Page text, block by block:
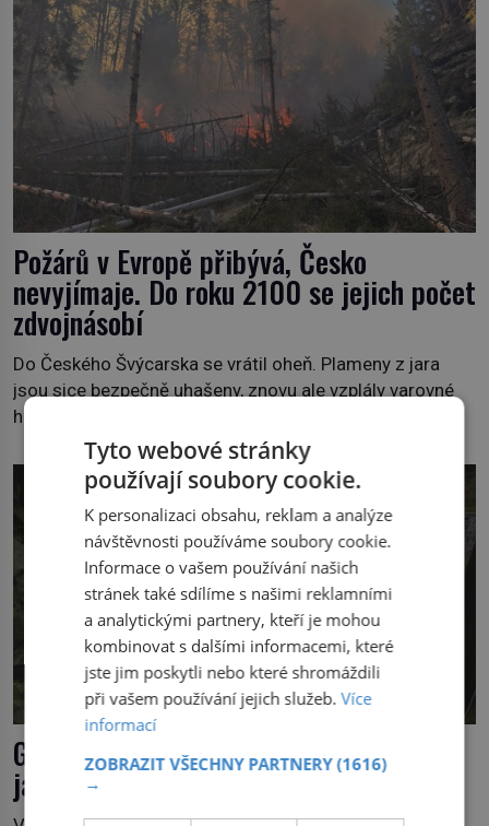
Požárů v Evropě přibývá, Česko
nevyjímaje. Do roku 2100 se jejich počet
zdvojnásobí
Do Českého Švýcarska se vrátil oheň. Plameny z jara
jsou sice bezpečně uhašeny, znovu ale vzplály varovné
hlasy volající po krocích, které by vzrůstající riziko
lesních požárů do budoucna minimalizovaly. Lesní
požáry už nejsou problémem pouze vzdáleného
Středomoří. S oteplujícím se klimatem, vysušenou
krajinou a desetiletími lidských zásahů se z nich stává
nový evropský normál […]
Gympie-gympie: Rostlina, která pálí
jako kyselina
Tyto webové stránky
používají soubory cookie.
K personalizaci obsahu, reklam a analýze
návštěvnosti používáme soubory cookie.
Informace o vašem používání našich
stránek také sdílíme s našimi reklamními
a analytickými partnery, kteří je mohou
kombinovat s dalšími informacemi, které
jste jim poskytli nebo které shromáždili
při vašem používání jejich služeb.Více
informací
ZOBRAZIT VŠECHNY PARTNERY(1616)
→